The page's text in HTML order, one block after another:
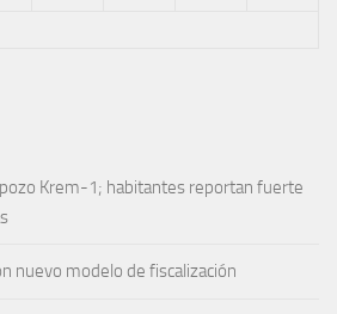
pozo Krem-1; habitantes reportan fuerte
nuevo modelo de fiscalización